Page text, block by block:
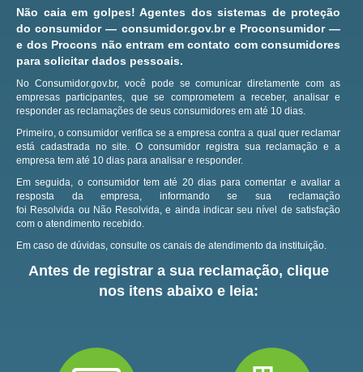
Não caia em golpes! Agentes dos sistemas de proteção
do consumidor — consumidor.gov.br e Proconsumidor —
e dos Procons não entram em contato com consumidores
para solicitar dados pessoais.
No Consumidor.gov.br, você pode se comunicar diretamente com as
empresas participantes, que se comprometem a receber, analisar e
responder as reclamações de seus consumidores em até 10 dias.
Primeiro, o consumidor verifica se a empresa contra a qual quer reclamar
está cadastrada no site.O consumidor registra sua reclamação e a
empresa tem até 10 dias para analisar e responder.
Em seguida, o consumidor tem até 20 dias para comentar e avaliar a
resposta da empresa, informando se sua reclamação
foi Resolvida ou Não Resolvida, e ainda indicar seu nível de satisfação
com o atendimento recebido.
Em caso de dúvidas, consulte os canais de atendimento da instituição.
Antes de registrar a sua reclamação, clique
nos itens abaixo e leia: